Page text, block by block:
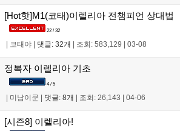
[Hot핫]M1(코태)이렐리아 전챔피언 상대법
22 / 32
코태야 댓글: 32개 조회: 583,129 03-08
정복자 이렐리아 기초
4 / 5
| 미남이쿤 | 댓글: 8개 | 조회: 26,143 | 04-06
[시즌8] 이렐리아!